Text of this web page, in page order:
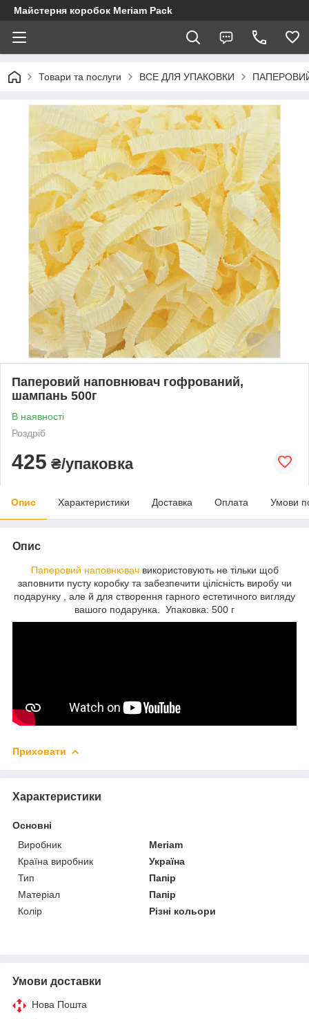
Майстерня коробок Meriam Pack
Товари та послуги ВСЕ ДЛЯ УПАКОВКИ
Паперовий наповнювач гофрований,
шампань 500г
В наявності
Роздріб
425 ₴/упаковка
Опис Характеристики Доставка Оплата Умови
Опис
Паперовий наповнювачвикористовують не тільки щоб
заповнити пусту коробку та забезпечити цілісність виробу чи
подарунку , але й для створення гарного естетичного вигляду
вашого подарунка. Упаковка: 500 г
Приховати
Характеристики
Основні
Виробник
Meriam
Країна виробник
Україна
Тип
Папір
Матеріал
Папір
Колір
Різні кольори
Умови доставки
Нова Пошта